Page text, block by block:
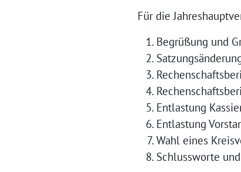
Für die
Begrü­ßung und
Ent­las­tung
Ent­las­tung
Wahl eines
Schluss­wor­te